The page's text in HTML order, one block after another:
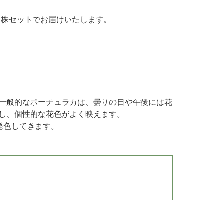
セットでお届けいたします。
般的なポーチュラカは、曇りの日や午後には花
個性的な花色がよく映えます。
してきます。